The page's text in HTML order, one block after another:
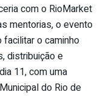
com o RioMarket
mentorias, o evento
facilitar o caminho
distribuição e
11, com uma
do Rio de